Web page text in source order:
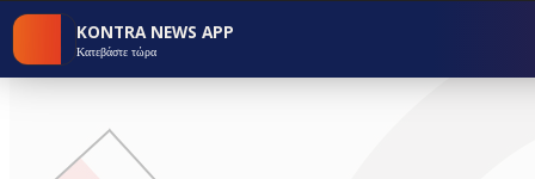
KONTRA NEWS APP
Κατεβάστε τώρα